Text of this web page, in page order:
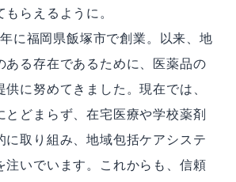
らえるように。
に福岡県飯塚市で創業。以来、地
ある存在であるために、医薬品の
に努めてきました。現在では、
とどまらず、在宅医療や学校薬剤
に取り組み、地域包括ケアシステ
注いでいます。これからも、信頼